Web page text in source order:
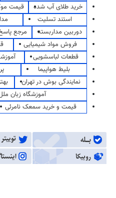
خرید طلای آب شده
قیمت
استند تسلیت
دوربین مداربسته
مرجع
فروش مواد شیمیایی
قطعات لباسشویی
بلیط هواپیما
نمایندگی بوش در تهران
آموزشگاه زبان
قیمت و خرید سمعک نامرئی